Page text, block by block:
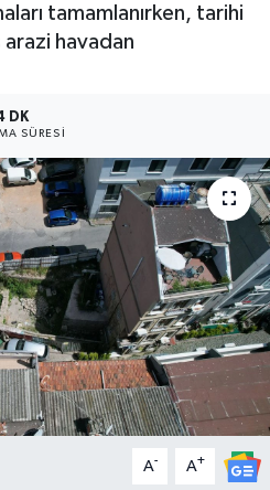
tamamlanırken, tarihi
arazi havadan
DK
SÜRESI
A- A+